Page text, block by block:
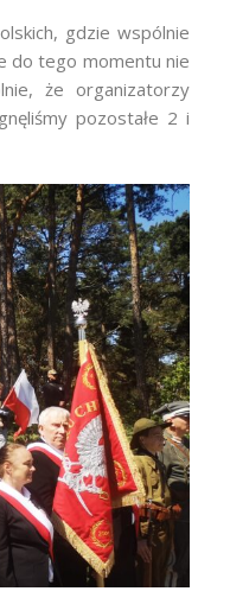
gdzie wspólnie
do tego momentu nie
że organizatorzy
pozostałe 2 i